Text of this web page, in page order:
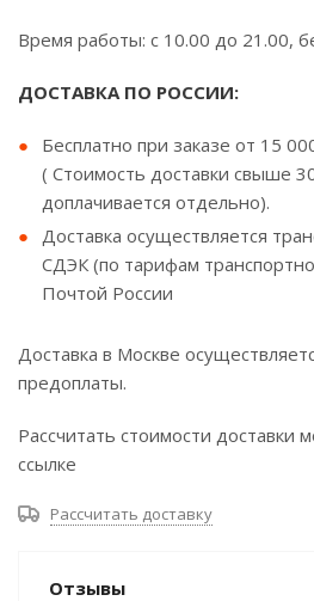
Время работы: с 10.00 до 21.00,
ДОСТАВКА ПО РОССИИ:
Бесплатно при заказе от 15
( Стоимость доставки свыше
доплачивается отдельно).
Доставка осуществляется
СДЭК (по тарифам
Почтой России
Доставка в Москве
предоплаты.
Рассчитать стоимости
ссылке
Рассчитать доставку
Отзывы